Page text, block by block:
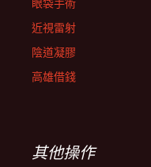
眼袋手術
近視雷射
陰道凝膠
高雄借錢
其他操作